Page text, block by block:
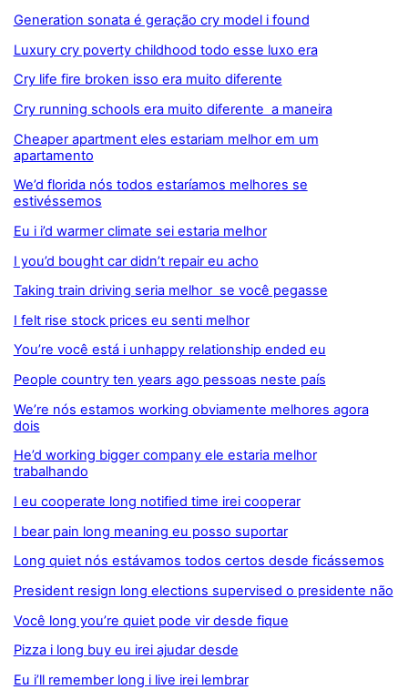
Generation sonata é geração cry model i found
Luxury cry poverty childhood todo esse luxo era
Cry life fire broken isso era muito diferente
Cry running schools era muito diferente a maneira
Cheaper apartment eles estariam melhor em um
apartamento
We’d florida nós todos estaríamos melhores se
estivéssemos
Eu i i’d warmer climate sei estaria melhor
I you’d bought car didn’t repair eu acho
Taking train driving seria melhor se você pegasse
I felt rise stock prices eu senti melhor
You’re você está i unhappy relationship ended eu
People country ten years ago pessoas neste país
We’re nós estamos working obviamente melhores agora
dois
He’d working bigger company ele estaria melhor
trabalhando
I eu cooperate long notified time irei cooperar
I bear pain long meaning eu posso suportar
Long quiet nós estávamos todos certos desde ficássemos
President resign long elections supervised o presidente não
Você long you’re quiet pode vir desde fique
Pizza i long buy eu irei ajudar desde
Eu i’ll remember long i live irei lembrar